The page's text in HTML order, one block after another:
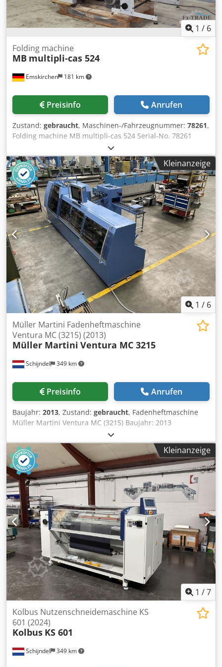
1 / 6
Emskirchen 181 km
Folding machine
MB multipli-cas 524
Preisinfo Anrufen
Zustand: gebraucht, Maschinen-/Fahrzeugnummer: 78261,
Folding machine MB multipli-cas 524 Serial-No. 78261
Online-Video-Inspection by Skype-Video We would be very
pleased with your visit - more machines on Stock Available
Immediately - Can be inspect Dsdpfx Aceh Axynjqjkr On
Stock Emskirchen / Nürnberg - Can be test
Kleinanzeige
1 / 6
Schijndel 349 km
Müller Martini Fadenheftmaschine
Ventura MC (3215) (2013)
Müller Martini Ventura MC 3215
Preisinfo Anrufen
Baujahr: 2013, Zustand: gebraucht, Fadenheftmaschine
Müller Martini Ventura MC (3215) Baujahr: 2013
Beschreibung: Dsdpormyp Refx Acqokr - Farbmonitor mit
Touch-Screen - Halbautomatische Einstellung - Anleger -
ASIR optische Bogenerkennung: Asir III - 2 + 2
Öffnungsmöglichkeiten - Buchblocktrenner - Buchstapler -
Rollenbahnauslage - Venturi Druckluftkonverter auf
Vakuum
Kleinanzeige
1 /7
Schijndel 349 km
Kolbus Nutzenschneidemaschine KS
601 (2024)
Kolbus KS 601